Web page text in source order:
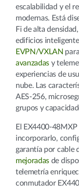
escalabilidad y el
modernas. Está
Fi de alta
edificios
EVPN/VXLAN
avanzadas y
experiencias de
nube. Las
AES-256,
grupos y
El EX4400-
incorporarlo,
garantía por cable
mejoradas de
telemetría
conmutador